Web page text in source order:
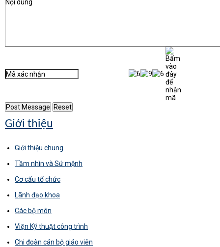
Giới thiệu
Giới thiệu chung
Tầm nhìn và Sứ mệnh
Cơ cấu tổ chức
Lãnh đạo khoa
Các bộ môn
Viện Kỹ thuật công trình
Chi đoàn cán bộ giáo viên